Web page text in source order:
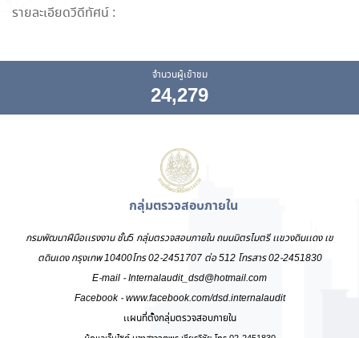
รายละเอียดวีดีทัศน์ :
จำนวนผู้เข้าชม
24,279
กลุ่มตรวจสอบภายใน
กรมพัฒนาฝีมือเเรงงาน ชั้น5 กลุ่มตรวจสอบภายใน ถนนมิตรไมตรี เเขวงดินเเดง เข
ตดินเดง กรุงเทพ 10400โทร 02-2451707 ต่อ 512 โทรสาร 02-2451830
E-mail - Internalaudit_dsd@hotmail.com
Facebook - www.facebook.com/dsd.internalaudit
เเผนที่ตั้งกลุ่มตรวจสอบภายใน